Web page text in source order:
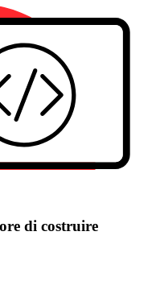
di costruire